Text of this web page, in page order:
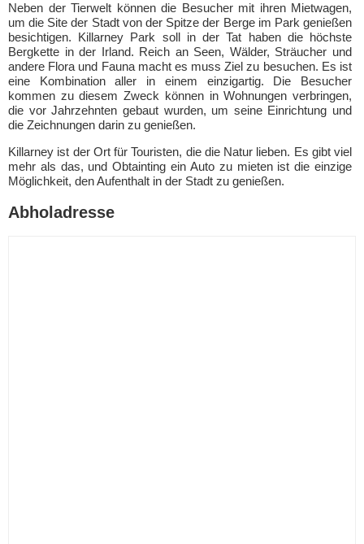
Neben der Tierwelt können die Besucher mit ihren Mietwagen,
um die Site der Stadt von der Spitze der Berge im Park genießen
besichtigen. Killarney Park soll in der Tat haben die höchste
Bergkette in der Irland. Reich an Seen, Wälder, Sträucher und
andere Flora und Fauna macht es muss Ziel zu besuchen. Es ist
eine Kombination aller in einem einzigartig. Die Besucher
kommen zu diesem Zweck können in Wohnungen verbringen,
die vor Jahrzehnten gebaut wurden, um seine Einrichtung und
die Zeichnungen darin zu genießen.
Killarney ist der Ort für Touristen, die die Natur lieben. Es gibt viel
mehr als das, und Obtainting ein Auto zu mieten ist die einzige
Möglichkeit, den Aufenthalt in der Stadt zu genießen.
Abholadresse